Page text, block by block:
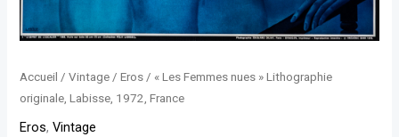
Accueil /Vintage /Eros / « Les Femmes nues » Lithographie
originale, Labisse, 1972, France
Eros,Vintage